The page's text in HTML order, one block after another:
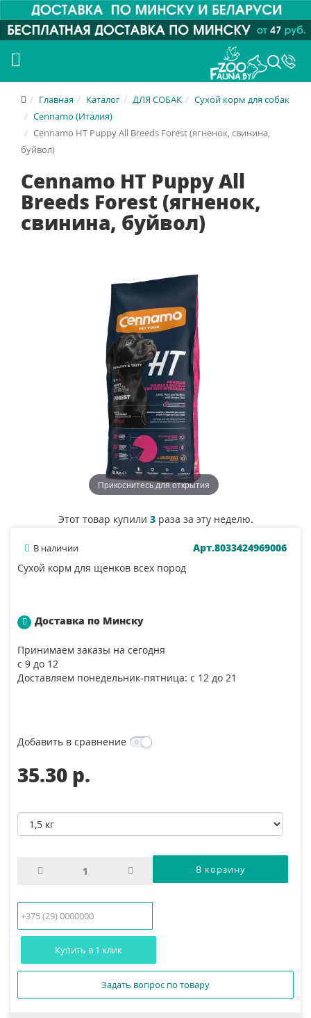
Главная Каталог ДЛЯ СОБАК
Сухой корм для собак
Cennamo (Италия)
Cennamo HT Puppy All Breeds Forest (ягненок, свинина,
буйвол)
Cennamo HT Puppy All
Breeds Forest (ягненок,
свинина, буйвол)
Прикоснитесь для открытия
Этот товар купили 3раза за эту неделю.
В наличии
Арт.8033424969006
Сухой корм для щенков всех пород
Доставка по Минску
Принимаем заказы на сегодня
с 9 до 12
Доставляем понедельник-пятница: с 12 до 21
Добавить в сравнение
35.30 p.
Купить в 1 клик
Задать вопрос по товару